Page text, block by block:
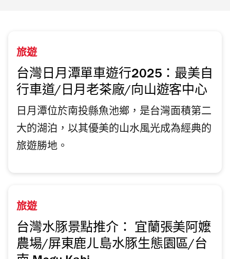
旅遊
台灣日月潭單車遊行2025：最美自
行車道/日月老茶廠/向山遊客中心
日月潭位於南投縣魚池鄉，是台灣面積第二
大的湖泊，以其優美的山水風光成為經典的
旅遊勝地。
旅遊
台灣水豚景點推介： 宜蘭張美阿嬤
農場/屏東鹿ㄦ島水豚生態園區/台